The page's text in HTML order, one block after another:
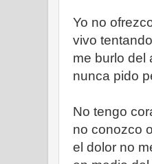
Yo no
vivo
me burlo del
nunca pido
No tengo
no conozco
el dolor no